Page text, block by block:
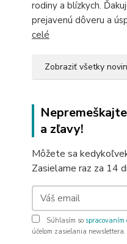
rodiny a blízkych.
prejavenú dôveru a
celé
Zobraziť všetky
a zľavy!
Môžete sa
Zasielame raz za 14
Súhlasím so spracovaním
účelom zasielania newslettera.